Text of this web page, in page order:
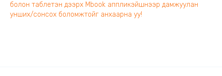
болон таблетэн дээрх Mbook аппликэйшнээр дамжуулан
унших/сонсох боломжтойг анхаарна уу!